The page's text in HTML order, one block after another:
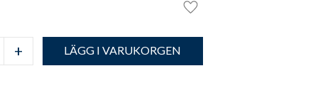
+
Lägg till i favoriter